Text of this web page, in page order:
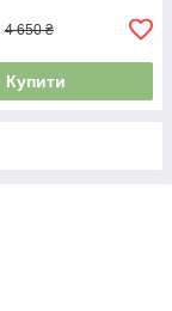
4 650 ₴
Купити